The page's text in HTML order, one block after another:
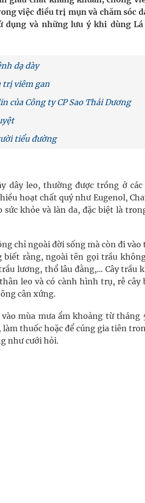
19/8
việc điều trị mụn và chăm sóc
dụng và những lưu ý khi dùng
dạ dày
trị viêm gan
của Công ty CP Sao Thái Dương
tiểu đường
dây leo, thường được trồng ở các
hoạt chất quý như Eugenol,
khỏe và làn da, đặc biệt là
chỉ ngoài đời sống mà còn đi vào
biết rằng, ngoài tên gọi trầu
lương, thổ lâu đằng,... Cây trầu
leo và có cành hình trụ, rễ cây
cân xứng.
mùa mưa ẩm khoảng từ tháng
thuốc hoặc để cúng gia tiên
như cưới hỏi.